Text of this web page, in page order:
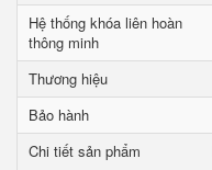
Hệ thống khóa liên hoàn
thông minh
Thương hiệu
Bảo hành
Chi tiết sản phẩm